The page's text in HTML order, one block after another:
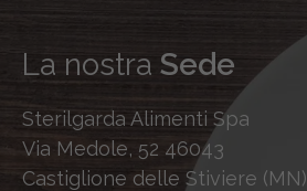
La nostra Sede
Sterilgarda Alimenti Spa
Via Medole, 52 46043
Castiglione delle Stiviere (MN)